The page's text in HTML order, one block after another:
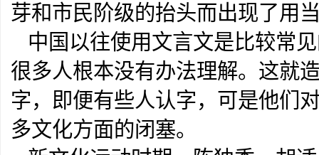
芽和市民阶级的抬头而出现了用
中国以往使用文言文是比较常
很多人根本没有办法理解。这就
字，即便有些人认字，可是他们
多文化方面的闭塞。